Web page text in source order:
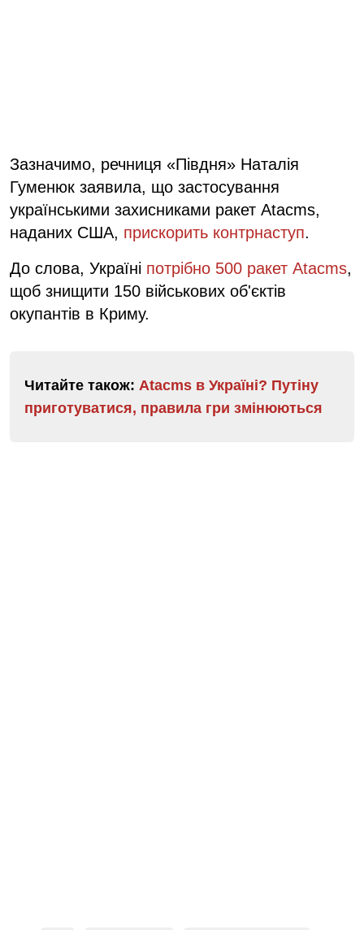
Зазначимо, речниця «Півдня» Наталія
Гуменюк заявила, що застосування
українськими захисниками ракет Atacms,
наданих США, прискорить контрнаступ.
До слова, Україні потрібно 500 ракет Atacms,
щоб знищити 150 військових об'єктів
окупантів в Криму.
Читайте також: Atacms в Україні? Путіну
приготуватися, правила гри змінюються